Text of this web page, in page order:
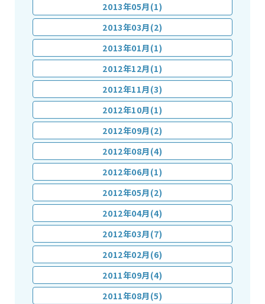
2013年05月(1)
2013年03月(2)
2013年01月(1)
2012年12月(1)
2012年11月(3)
2012年10月(1)
2012年09月(2)
2012年08月(4)
2012年06月(1)
2012年05月(2)
2012年04月(4)
2012年03月(7)
2012年02月(6)
2011年09月(4)
2011年08月(5)